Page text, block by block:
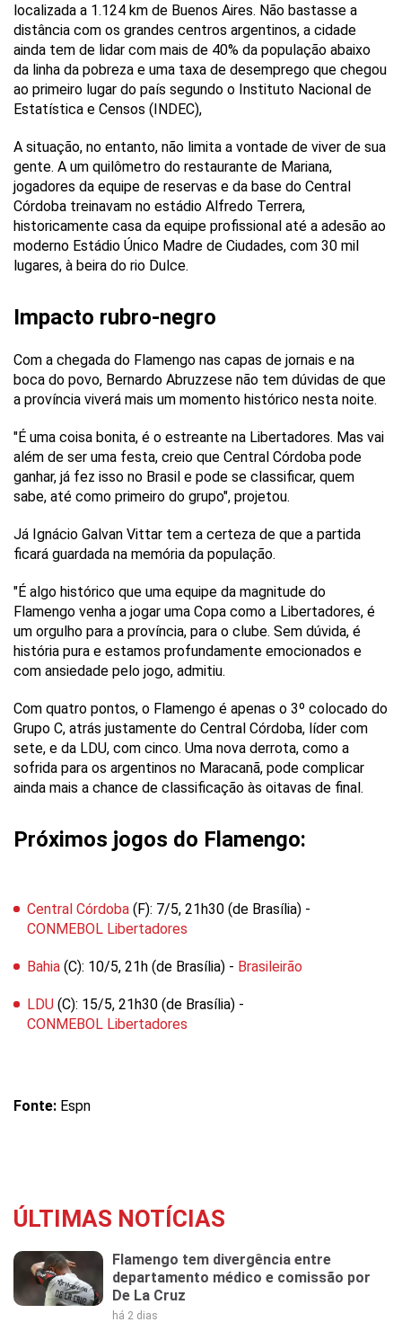
localizada a 1.124 km de Buenos Aires. Não bastasse a
distância com os grandes centros argentinos, a cidade
ainda tem de lidar com mais de 40% da população abaixo
da linha da pobreza e uma taxa de desemprego que chegou
ao primeiro lugar do país segundo o Instituto Nacional de
Estatística e Censos (INDEC),
A situação, no entanto, não limita a vontade de viver de sua
gente. A um quilômetro do restaurante de Mariana,
jogadores da equipe de reservas e da base do Central
Córdoba treinavam no estádio Alfredo Terrera,
historicamente casa da equipe profissional até a adesão ao
moderno Estádio Único Madre de Ciudades, com 30 mil
lugares, à beira do rio Dulce.
Impacto rubro-negro
Com a chegada do Flamengo nas capas de jornais e na
boca do povo, Bernardo Abruzzese não tem dúvidas de que
a província viverá mais um momento histórico nesta noite.
"É uma coisa bonita, é o estreante na Libertadores. Mas vai
além de ser uma festa, creio que Central Córdoba pode
ganhar, já fez isso no Brasil e pode se classificar, quem
sabe, até como primeiro do grupo", projetou.
Já Ignácio Galvan Vittar tem a certeza de que a partida
ficará guardada na memória da população.
"É algo histórico que uma equipe da magnitude do
Flamengo venha a jogar uma Copa como a Libertadores, é
um orgulho para a província, para o clube. Sem dúvida, é
história pura e estamos profundamente emocionados e
com ansiedade pelo jogo, admitiu.
Com quatro pontos, o Flamengo é apenas o 3º colocado do
Grupo C, atrás justamente do Central Córdoba, líder com
sete, e da LDU, com cinco. Uma nova derrota, como a
sofrida para os argentinos no Maracanã, pode complicar
ainda mais a chance de classificação às oitavas de final.
Próximos jogos do Flamengo:
Central Córdoba (F): 7/5, 21h30 (de Brasília) -
CONMEBOL Libertadores
Bahia (C): 10/5, 21h (de Brasília) - Brasileirão
LDU (C): 15/5, 21h30 (de Brasília) -
CONMEBOL Libertadores
Fonte: Espn
ÚLTIMAS NOTÍCIAS
Flamengo tem divergência entre
departamento médico e comissão por
De La Cruz
há 2 dias